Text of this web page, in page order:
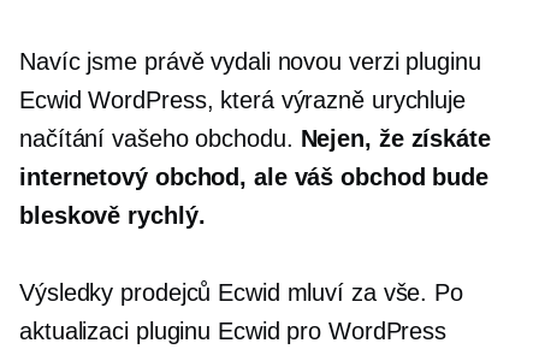
Navíc jsme právě vydali novou verzi pluginu
Ecwid WordPress, která výrazně urychluje
načítání vašeho obchodu. Nejen, že získáte
internetový obchod, ale váš obchod bude
bleskově rychlý.
Výsledky prodejců Ecwid mluví za vše. Po
aktualizaci pluginu Ecwid pro WordPress